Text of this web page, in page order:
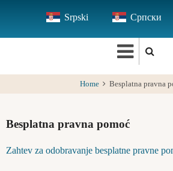
main
Srpski Српски
Home Besplatna pravna
Besplatna pravna pomoć
Zahtev za odobravanje besplatne pravne